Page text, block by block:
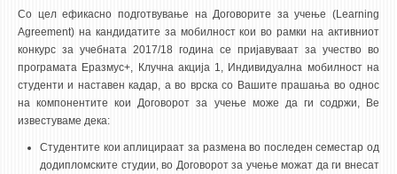
Со цел ефикасно подготвување на Договорите за учење (Learning
Agreement) на кандидатите за мобилност кои во рамки на активниот
конкурс за учебната 2017/18 година се пријавуваат за учество во
програмата Еразмус+, Клучна акција 1, Индивидуална мобилност на
студенти и наставен кадар, а во врска со Вашите прашања во однос
на компонентите кои Договорот за учење може да ги содржи, Ве
известуваме дека:
Студентите кои аплицираат за размена во последен семестар од
додипломските студии, во Договорот за учење можат да ги внесат